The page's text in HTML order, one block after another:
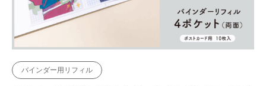
バインダー用リフィル